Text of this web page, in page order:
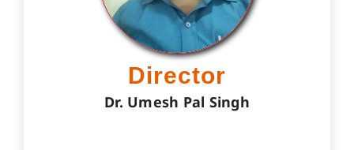
Director
Dr. Umesh Pal Singh